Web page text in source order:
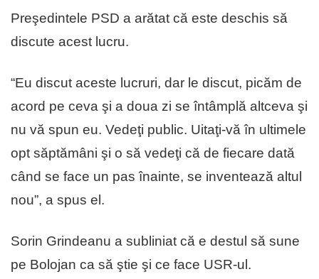
Preşedintele PSD a arătat că este deschis să
discute acest lucru.
“Eu discut aceste lucruri, dar le discut, picăm de
acord pe ceva şi a doua zi se întâmplă altceva şi
nu vă spun eu. Vedeţi public. Uitaţi-vă în ultimele
opt săptămâni şi o să vedeţi că de fiecare dată
când se face un pas înainte, se inventează altul
nou”, a spus el.
Sorin Grindeanu a subliniat că e destul să sune
pe Bolojan ca să ştie şi ce face USR-ul.